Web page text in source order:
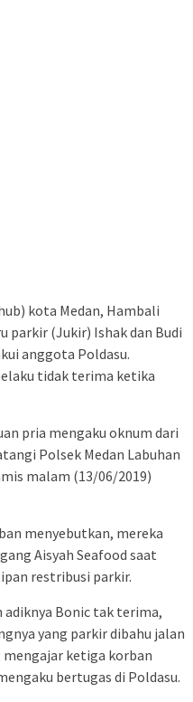
kota Medan, Hambali
parkir (Jukir) Ishak dan Budi
anggota Poldasu.
tidak terima ketika
pria mengaku oknum dari
Polsek Medan Labuhan
malam (13/06/2019)
menyebutkan, mereka
Aisyah Seafood saat
restribusi parkir.
adiknya Bonic tak terima,
yang parkir dibahu jalan
ketiga korban
bertugas di Poldasu.